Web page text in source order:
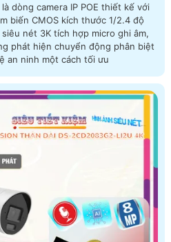
dòng camera IP POE thiết kế với
biến CMOS kích thước 1/2.4 độ
nét 3K tích hợp micro ghi âm,
phát hiện chuyển động phân biệt
an ninh một cách tối ưu